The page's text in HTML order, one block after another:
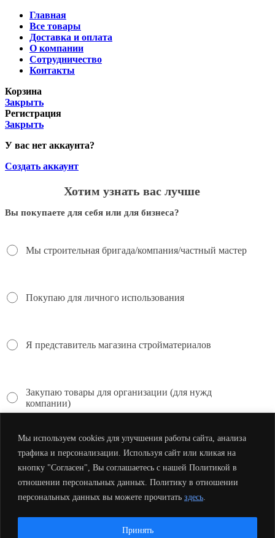
Мы используем cookies для улучшения работы сайта, анализа
трафика и персонализации. Используя сайт или кликая на
кнопку "Согласен", Вы соглашаетесь с нашей Политикой в
отношении персональных данных. Политику в отношении
персональных данных вы можете прочитать здесь
Принять
Главная
Все товары
Доставка и оплата
О компании
Сотрудничество
Контакты
Корзина
Закрыть
Регистрация
Закрыть
У вас нет аккаунта?
Создать аккаунт
Хотим узнать вас лучше
Вы покупаете для себя или для бизнеса?
Мы строительная бригада/компания/частный мастер
Покупаю для личного использования
Я представитель магазина стройматериалов
Закупаю товары для организации (для нужд
компании)
items Cart